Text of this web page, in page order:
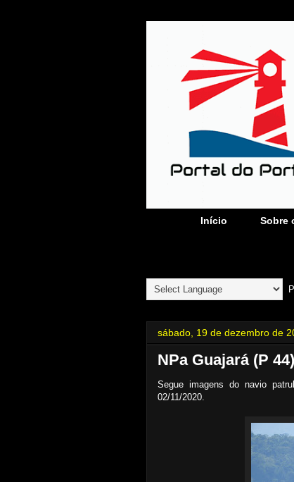
Início Sobre
sábado, 19 de dezembro de
NPa Guajará (P 44)
Segue imagens do navio
02/11/2020.